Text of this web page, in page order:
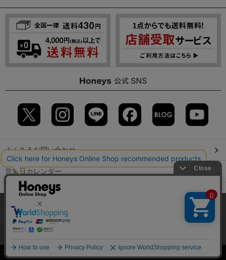
よくあるお問い合わせ
営業日カレンダー
店舗検索
GLOBAL GUIDE（海外からご利用のお客様）
当サイトでは、サイトの利便性向上のため、クッキー(Cookie)を使
用しています。詳しくは「
」をご覧くださ
OK